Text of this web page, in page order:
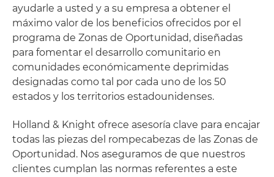
ayudarle a usted y a su empresa a obtener el
máximo valor de los beneficios ofrecidos por el
programa de Zonas de Oportunidad, diseñadas
para fomentar el desarrollo comunitario en
comunidades económicamente deprimidas
designadas como tal por cada uno de los 50
estados y los territorios estadounidenses.
Holland & Knight ofrece asesoría clave para encajar
todas las piezas del rompecabezas de las Zonas de
Oportunidad. Nos aseguramos de que nuestros
clientes cumplan las normas referentes a este